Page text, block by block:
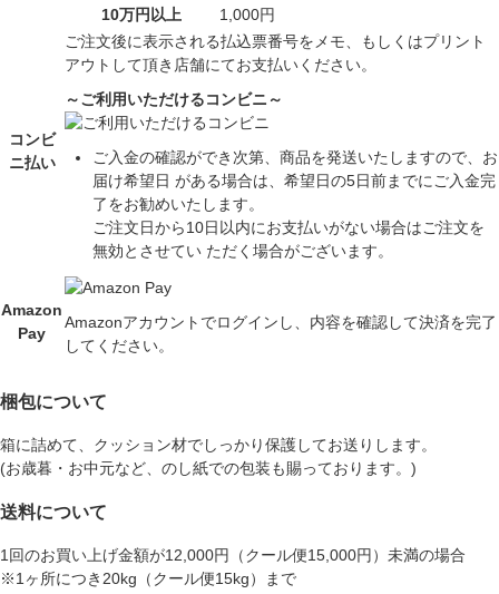
10万円以上
1,000円
コンビ
ニ払い
ご注文後に表示される払込票番号をメモ、もしくはプリント
アウトして頂き店舗にてお支払いください。
～ご利用いただけるコンビニ～
ご入金の確認ができ次第、商品を発送いたしますので、お
届け希望日 がある場合は、希望日の5日前までにご入金完
了をお勧めいたします。
ご注文日から10日以内にお支払いがない場合はご注文を
無効とさせてい ただく場合がございます。
Amazon
Pay
Amazonアカウントでログインし、内容を確認して決済を完了
してください。
梱包について
箱に詰めて、クッション材でしっかり保護してお送りします。
(お歳暮・お中元など、のし紙での包装も賜っております。)
送料について
1回のお買い上げ金額が12,000円（クール便15,000円）未満の場合
※1ヶ所につき20kg（クール便15kg）まで